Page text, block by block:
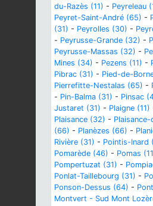
du-Razès (11) - Peyreleau
Peyret-Saint-André (65) -
(31) - Peyrolles (30) -
- Peyrusse-Grande (32) -
Peyrusse-Massas (32) -
Mines (34) - Pezens (11) -
Pibrac (31) - Pied-de-
Pierrefitte-Nestalas (65) -
- Pin-Balma (31) - Pinsac
Justaret (31) - Plaigne (11)
Plaisance (32) -
(66) - Planèzes (66) -
Rivière (31) - Pointis-Inard
Pomarède (46) - Pomas
Pompertuzat (31) -
Ponlat-Taillebourg (31) -
Ponson-Dessus (64) -
Montvert - Sud Mont